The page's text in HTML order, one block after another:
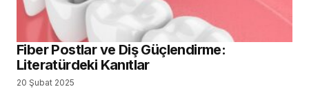
Fiber Postlar ve Diş Güçlendirme:
Literatürdeki Kanıtlar
20 Şubat 2025